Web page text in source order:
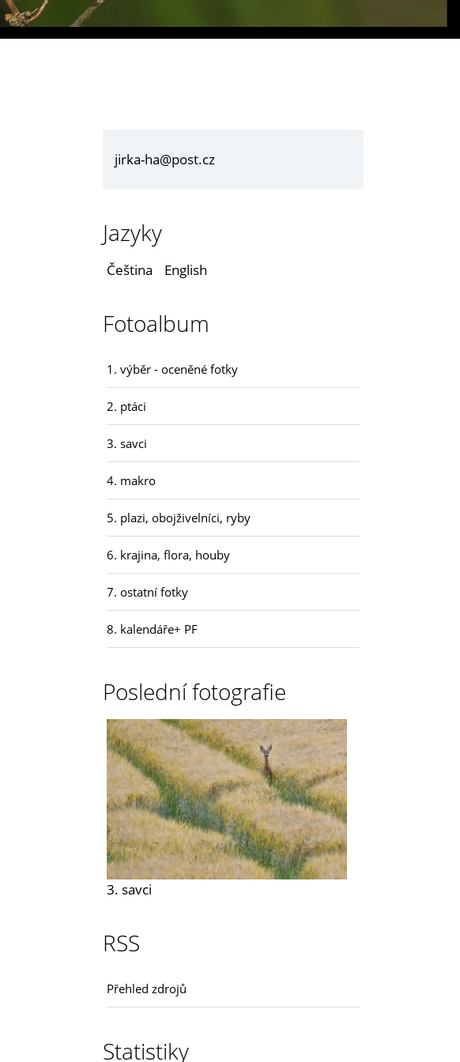
jirka-ha@post.cz
Jazyky
Čeština English
Fotoalbum
1. výběr - oceněné fotky
2. ptáci
3. savci
4. makro
5. plazi, obojživelníci, ryby
6. krajina, flora, houby
7. ostatní fotky
8. kalendáře+ PF
Poslední fotografie
3. savci
RSS
Přehled zdrojů
Statistiky